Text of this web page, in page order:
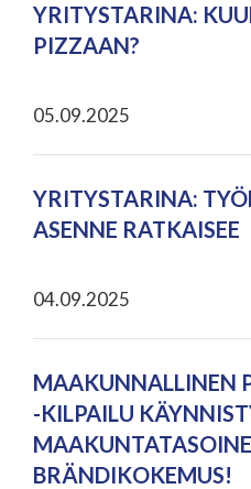
YRITYSTARINA:
PIZZAAN?
05.09.2025
YRITYSTARINA:
ASENNE RATKAISEE
04.09.2025
MAAKUNNALLINEN
-KILPAILU
BRÄNDIKOKEMUS!